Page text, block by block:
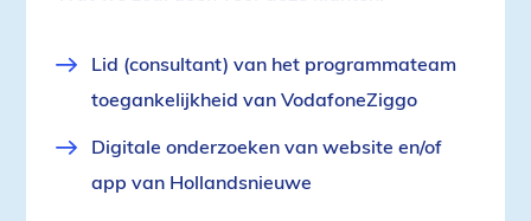
Lid (consultant) van het programmateam
toegankelijkheid van VodafoneZiggo
Digitale onderzoeken van website en/of
app van Hollandsnieuwe